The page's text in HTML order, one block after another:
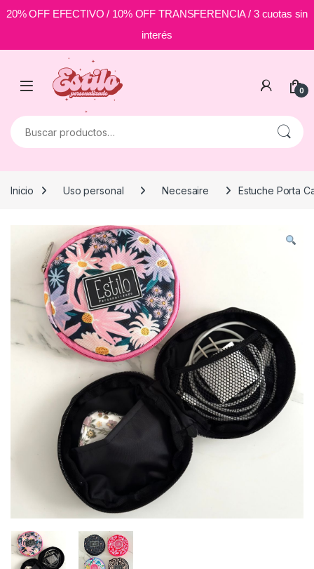
20% OFF EFECTIVO / 10% OFF TRANSFERENCIA / 3 cuotas sin
interés
Skip to navigation
0
Buscar por:
Inicio Uso personal Necesaire Estuche Porta